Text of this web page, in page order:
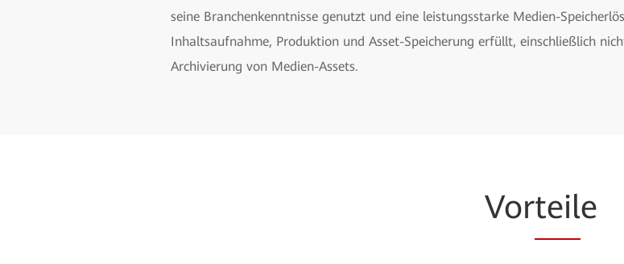
seine Branchenkenntnisse genutzt und eine leistungsstarke Medien-
Inhaltsaufnahme, Produktion und Asset-Speicherung erfüllt, einschließlich
Archivierung von Medien-Assets.
Vorteile